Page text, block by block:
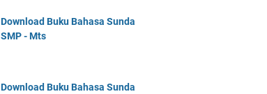
Download Buku Bahasa Sunda
SMP - Mts
Download Buku Bahasa Sunda